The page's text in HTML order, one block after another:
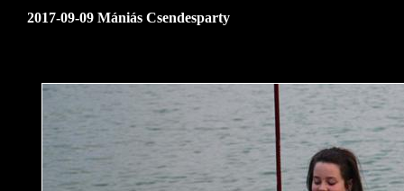
2017-09-09 Mániás Csendesparty